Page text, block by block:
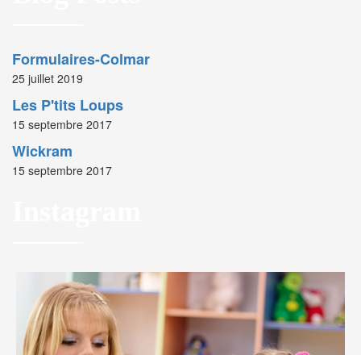
Formulaires-Colmar
25 juillet 2019
Les P'tits Loups
15 septembre 2017
Wickram
15 septembre 2017